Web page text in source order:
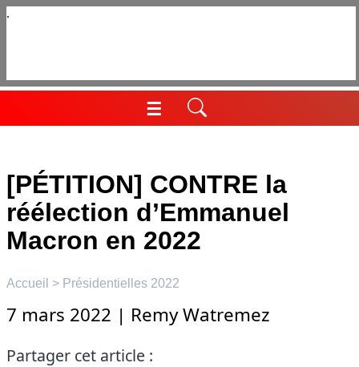
Aller
☰
Menu
[PÉTITION] CONTRE la
réélection d’Emmanuel
Macron en 2022
Accueil > Présidentielles 2022
7 mars 2022 | Remy Watremez
Partager cet article :